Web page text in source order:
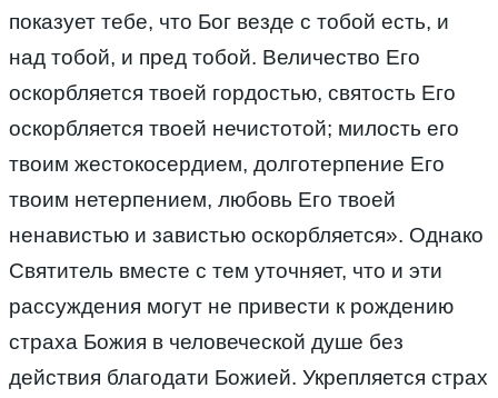
показует тебе, что Бог везде с тобой есть, и
над тобой, и пред тобой. Величество Его
оскорбляется твоей гордостью, святость Его
оскорбляется твоей нечистотой; милость его
твоим жестокосердием, долготерпение Его
твоим нетерпением, любовь Его твоей
ненавистью и завистью оскорбляется». Однако
Святитель вместе с тем уточняет, что и эти
рассуждения могут не привести к рождению
страха Божия в человеческой душе без
действия благодати Божией. Укрепляется страх